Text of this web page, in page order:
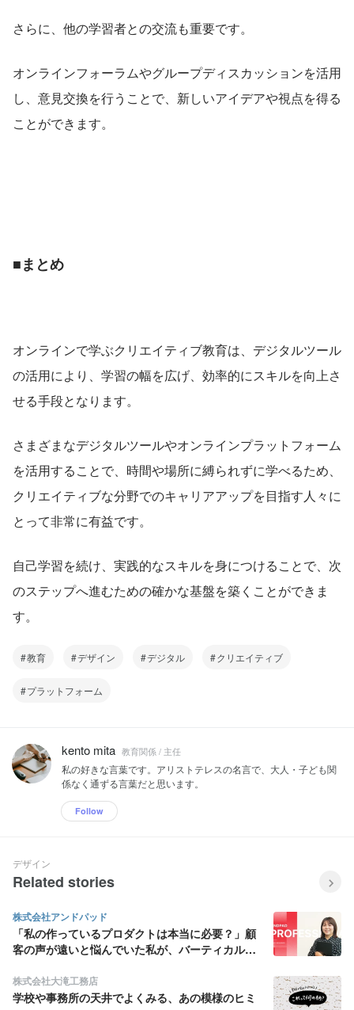
さらに、他の学習者との交流も重要です。
オンラインフォーラムやグループディスカッションを活用
し、意見交換を行うことで、新しいアイデアや視点を得る
ことができます。
■まとめ
オンラインで学ぶクリエイティブ教育は、デジタルツール
の活用により、学習の幅を広げ、効率的にスキルを向上さ
せる手段となります。
さまざまなデジタルツールやオンラインプラットフォーム
を活用することで、時間や場所に縛られずに学べるため、
クリエイティブな分野でのキャリアアップを目指す人々に
とって非常に有益です。
自己学習を続け、実践的なスキルを身につけることで、次
のステップへ進むための確かな基盤を築くことができま
す。
教育 デザイン デジタル クリエイティブ
プラットフォーム
kento mita 教育関係 / 主任
私の好きな言葉です。アリストテレスの名言で、大人・子ども関
係なく通ずる言葉だと思います。
Follow
デザイン
Related stories
株式会社アンドパッド
「私の作っているプロダクトは本当に必要？」顧
客の声が遠いと悩んでいた私が、バーティカル
株式会社大滝工務店
学校や事務所の天井でよくみる、あの模様のヒミ